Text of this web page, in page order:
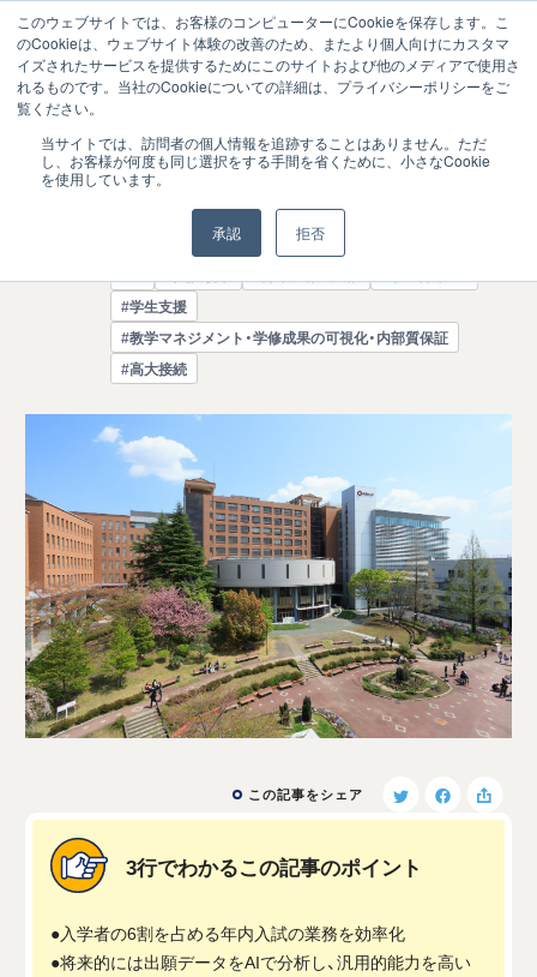
このウェブサイトでは、お客様のコンピューターにCookieを保存します。こ
のCookieは、ウェブサイト体験の改善のため、またより個人向けにカスタマ
イズされたサービスを提供するためにこのサイトおよび他のメディアで使用さ
れるものです。当社のCookieについての詳細は、プライバシーポリシーをご
覧ください。
当サイトでは、訪問者の個人情報を追跡することはありません。ただ
し、お客様が何度も同じ選択をする手間を省くために、小さなCookie
を使用しています。
承認 拒否
05
年内入試の出願を"準完全オンライン化"、
DXによる入試改革をめざす－桜美林大学
大学（募集・接続・教学）
#学生支援
#教学マネジメント・学修成果の可視化・内部質保証
#高大接続
この記事をシェア
3行でわかるこの記事のポイント
●入学者の6割を占める年内入試の業務を効率化
●将来的には出願データをAIで分析し、汎用的能力を高い